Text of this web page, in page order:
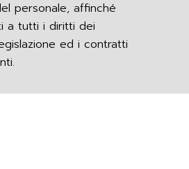
personale, affinché
a tutti i diritti dei
ed i contratti